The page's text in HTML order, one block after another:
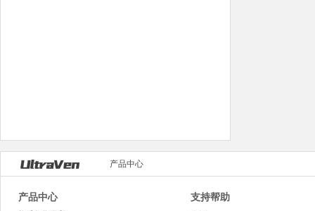
产品中心
产品中心 支持帮助